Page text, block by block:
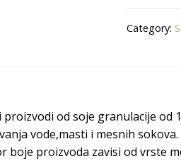
Category:
od soje granulacije od
vode,masti i mesnih
boje proizvoda zavisi od vrste